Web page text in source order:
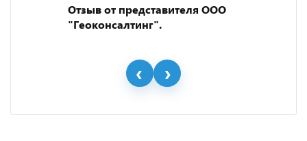
Отзыв от представителя ООО
"Геоконсалтинг".